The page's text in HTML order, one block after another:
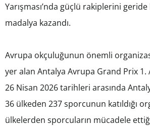
Yarışması’nda güçlü rakiplerini geride
madalya kazandı.
Avrupa okçuluğunun önemli
yer alan Antalya Avrupa Grand Prix 1.
26 Nisan 2026 tarihleri arasında
36 ülkeden 237 sporcunun katıldığı
ülkelerden sporcuların mücadele